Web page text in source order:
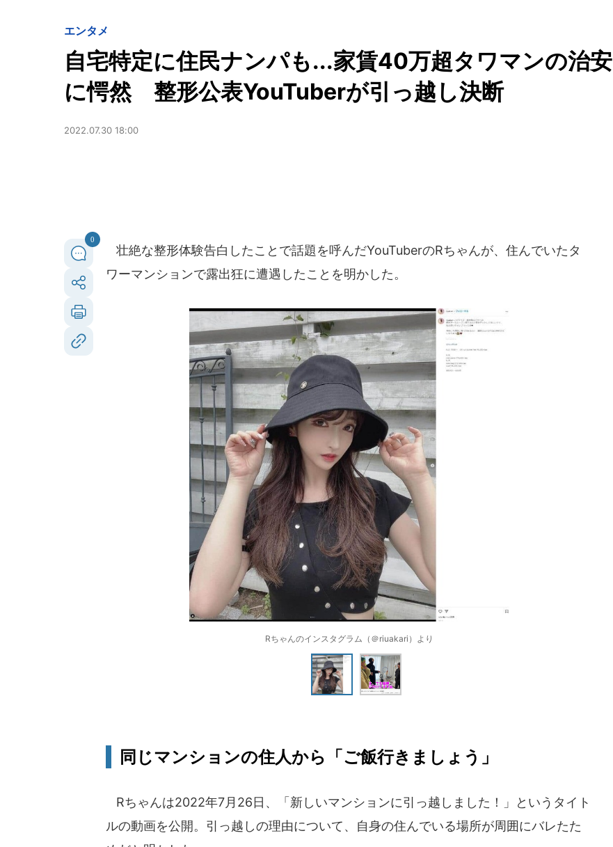
エンタメ
自宅特定に住民ナンパも...家賃40万超タワマンの治安
に愕然 整形公表YouTuberが引っ越し決断
2022.07.30 18:00
0
壮絶な整形体験告白したことで話題を呼んだYouTuberのRちゃんが、住んでいたタ
ワーマンションで露出狂に遭遇したことを明かした。
Rちゃんのインスタグラム（＠riuakari）より
同じマンションの住人から「ご飯行きましょう」
Rちゃんは2022年7月26日、「新しいマンションに引っ越しました！」というタイト
ルの動画を公開。引っ越しの理由について、自身の住んでいる場所が周囲にバレたた